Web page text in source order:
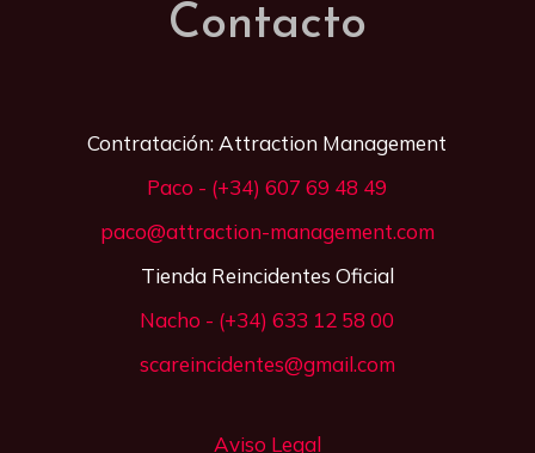
Contacto
Contratación: Attraction Management
Paco - (+34) 607 69 48 49
paco@attraction-management.com
Tienda Reincidentes Oficial
Nacho - (+34) 633 12 58 00
scareincidentes@gmail.com
Aviso Legal